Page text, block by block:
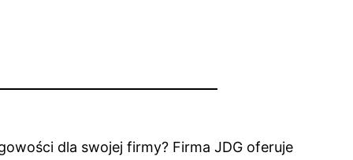
dla swojej firmy? Firma JDG oferuje